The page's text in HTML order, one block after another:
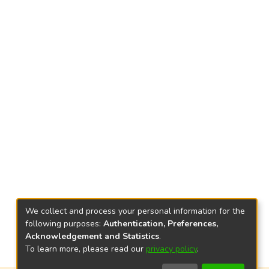
We collect and process your personal information for the
following purposes: Authentication, Preferences,
Acknowledgement and Statistics.
To learn more, please read our privacy policy.